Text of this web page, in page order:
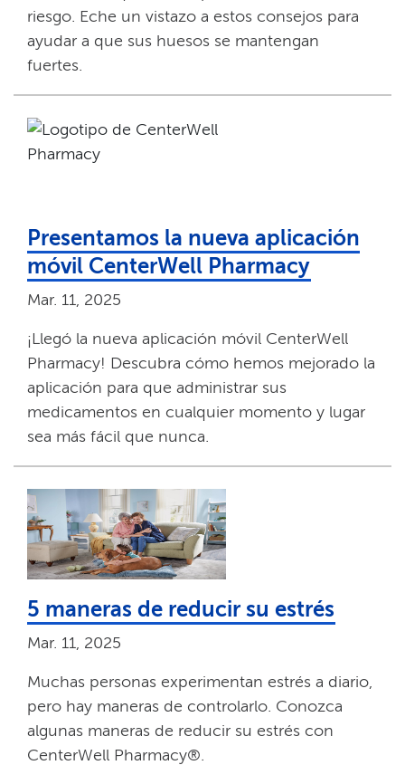
riesgo. Eche un vistazo a estos consejos para
ayudar a que sus huesos se mantengan
fuertes.​​
Presentamos la nueva aplicación
móvil CenterWell Pharmacy​​
Mar. 11, 2025​​
¡Llegó la nueva aplicación móvil CenterWell
Pharmacy! Descubra cómo hemos mejorado la
aplicación para que administrar sus
medicamentos en cualquier momento y lugar
sea más fácil que nunca.​​
5 maneras de reducir su estrés​​
Mar. 11, 2025​​
Muchas personas experimentan estrés a diario,
pero hay maneras de controlarlo. Conozca
algunas maneras de reducir su estrés con
CenterWell Pharmacy®.​​